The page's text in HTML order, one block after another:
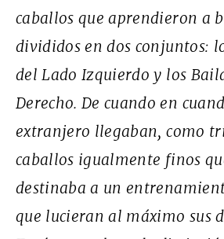
caballos que aprendieron a
divididos en dos conjuntos:
del Lado Izquierdo y los
Derecho. De cuando en
extranjero llegaban, como
caballos igualmente finos
destinaba a un
que lucieran al máximo sus